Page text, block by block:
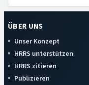
ÜBER UNS
Unser Konzept
HRRS unterstützen
HRRS zitieren
Publizieren